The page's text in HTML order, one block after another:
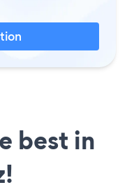
best in